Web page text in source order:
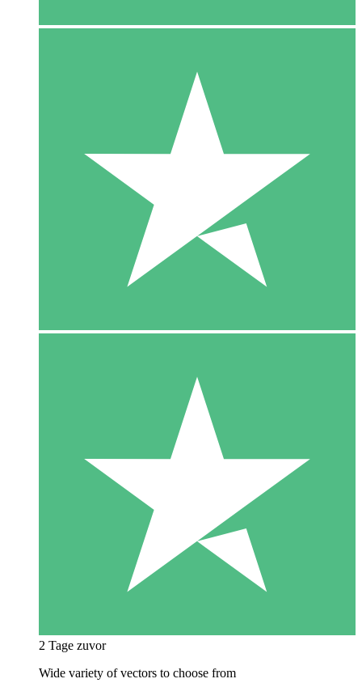
2 Tage zuvor
Wide variety of vectors to choose from